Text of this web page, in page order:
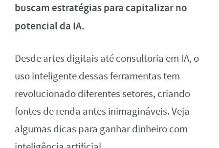
buscam estratégias para capitalizar no
potencial da IA.
Desde artes digitais até consultoria em IA, o
uso inteligente dessas ferramentas tem
revolucionado diferentes setores, criando
fontes de renda antes inimagináveis. Veja
algumas dicas para ganhar dinheiro com